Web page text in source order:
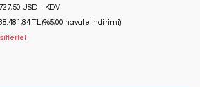
727,50 USD + KDV
TL (%5,00 havale indirimi)